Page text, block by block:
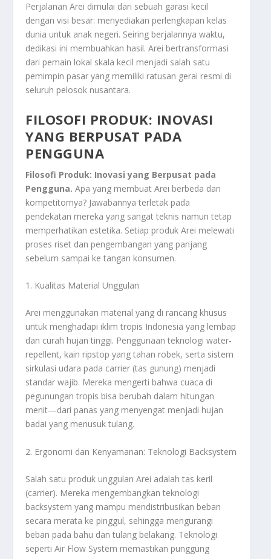
Perjalanan Arei dimulai dari sebuah garasi kecil
dengan visi besar: menyediakan perlengkapan kelas
dunia untuk anak negeri. Seiring berjalannya waktu,
dedikasi ini membuahkan hasil. Arei bertransformasi
dari pemain lokal skala kecil menjadi salah satu
pemimpin pasar yang memiliki ratusan gerai resmi di
seluruh pelosok nusantara.
FILOSOFI PRODUK: INOVASI
YANG BERPUSAT PADA
PENGGUNA
Filosofi Produk: Inovasi yang Berpusat pada
Pengguna. Apa yang membuat Arei berbeda dari
kompetitornya? Jawabannya terletak pada
pendekatan mereka yang sangat teknis namun tetap
memperhatikan estetika. Setiap produk Arei melewati
proses riset dan pengembangan yang panjang
sebelum sampai ke tangan konsumen.
1. Kualitas Material Unggulan
Arei menggunakan material yang di rancang khusus
untuk menghadapi iklim tropis Indonesia yang lembap
dan curah hujan tinggi. Penggunaan teknologiwater-
repellent, kain ripstop yang tahan robek, serta sistem
sirkulasi udara pada carrier (tas gunung) menjadi
standar wajib. Mereka mengerti bahwa cuaca di
pegunungan tropis bisa berubah dalam hitungan
menit—dari panas yang menyengat menjadi hujan
badai yang menusuk tulang.
2. Ergonomi dan Kenyamanan: Teknologi Backsystem
Salah satu produk unggulan Arei adalah tas keril
(carrier). Mereka mengembangkan teknologi
backsystem yang mampu mendistribusikan beban
secara merata ke pinggul, sehingga mengurangi
beban pada bahu dan tulang belakang. Teknologi
sepertiAir Flow System memastikan punggung